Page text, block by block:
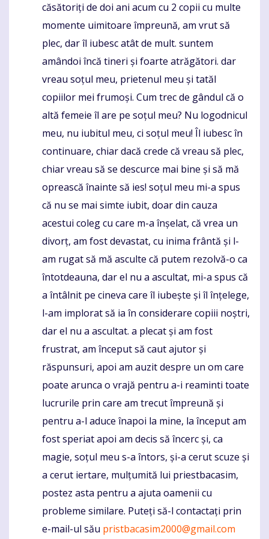
căsătoriți de doi ani acum cu 2 copii cu multe
momente uimitoare împreună, am vrut să
plec, dar îl iubesc atât de mult. suntem
amândoi încă tineri și foarte atrăgători. dar
vreau soțul meu, prietenul meu și tatăl
copiilor mei frumoși. Cum trec de gândul că o
altă femeie îl are pe soțul meu? Nu logodnicul
meu, nu iubitul meu, ci soțul meu! Îl iubesc în
continuare, chiar dacă crede că vreau să plec,
chiar vreau să se descurce mai bine și să mă
oprească înainte să ies! soțul meu mi-a spus
că nu se mai simte iubit, doar din cauza
acestui coleg cu care m-a înșelat, că vrea un
divorț, am fost devastat, cu inima frântă și l-
am rugat să mă asculte că putem rezolvă-o ca
întotdeauna, dar el nu a ascultat, mi-a spus că
a întâlnit pe cineva care îl iubește și îl înțelege,
l-am implorat să ia în considerare copiii noștri,
dar el nu a ascultat. a plecat și am fost
frustrat, am început să caut ajutor și
răspunsuri, apoi am auzit despre un om care
poate arunca o vrajă pentru a-i reaminti toate
lucrurile prin care am trecut împreună și
pentru a-l aduce înapoi la mine, la început am
fost speriat apoi am decis să încerc și, ca
magie, soțul meu s-a întors, și-a cerut scuze și
a cerut iertare, mulțumită lui priestbacasim,
postez asta pentru a ajuta oamenii cu
probleme similare. Puteți să-l contactați prin
e-mail-ul său pristbacasim2000@gmail.com